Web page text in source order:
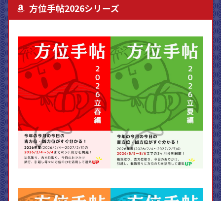
方位手帖2026シリーズ